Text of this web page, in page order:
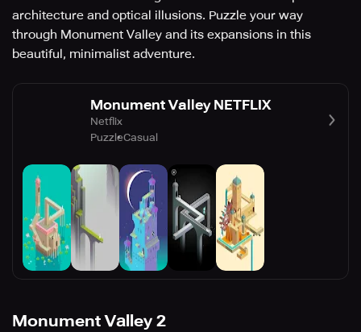
architecture and optical illusions. Puzzle your way
through Monument Valley and its expansions in this
beautiful, minimalist adventure.
Monument Valley NETFLIX
Netflix
PuzzleCasual
Monument Valley 2